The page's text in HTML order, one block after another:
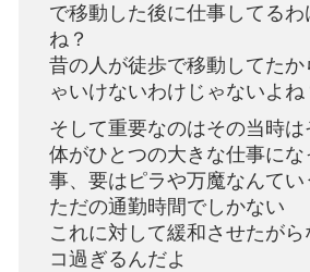
で移動した後に仕事してるわ
ね？
昔の人が徒歩で移動してたか
ゃいけないわけじゃないよね
そして重要なのはその当時
体がひとつの大きな仕事にな
事、要はピラや万魔なんてい
ただの通勤時間でしかない
これに対して緩和させたが
コ過ぎるんだよ